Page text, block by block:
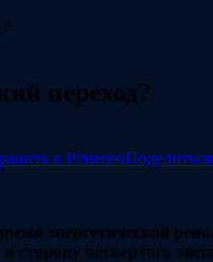
переход?
в Pinterest
энергетической
сторону четвертого